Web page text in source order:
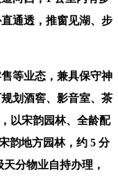
通透，推窗见湖、步
等业态，兼具保守神
划酒窖、影音室、茶
以宋韵园林、全龄配
韵地方园林，约 5 分
分物业自持办理，